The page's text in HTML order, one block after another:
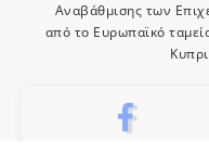
Αναβάθμισης των
από το Ευρωπαϊκό